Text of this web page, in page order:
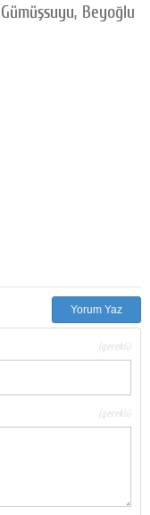
Beyoğlu
Yorum Yaz
(gerekli)
(gerekli)